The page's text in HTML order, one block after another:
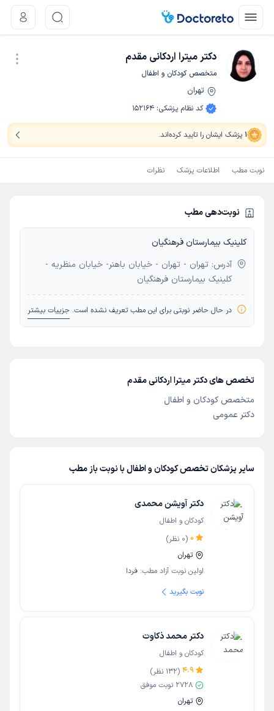
دکتر میترا اردکانی مقدم
متخصص کودکان و اطفال
تهران
کد نظام پزشکی:
152164
1 پزشک ایشان را تایید کرده‌اند.
نوبت مطب اطلاعات پزشک نظرات
نوبت‌دهی مطب
کلینیک بیمارستان فرهنگیان
آدرس: تهران - تهران - خیابان باهنر- خیابان منظریه -
کلینیک بیمارستان فرهنگیان
در حال حاضر نوبتی برای این مطب تعریف نشده است. جزییات بیشتر
تخصص های دکتر میترا اردکانی مقدم
متخصص کودکان و اطفال
دکتر عمومی
سایر پزشکان تخصص کودکان و اطفال با نوبت باز مطب
دکتر آویشن محمدی
کودکان و اطفال
0
(
0 نظر)
تهران
اولین نوبت آزاد مطب: فردا
نوبت بگیرید
دکتر محمد ذکاوت
کودکان و اطفال
4.9
(
132 نظر)
2728 نوبت موفق
تهران